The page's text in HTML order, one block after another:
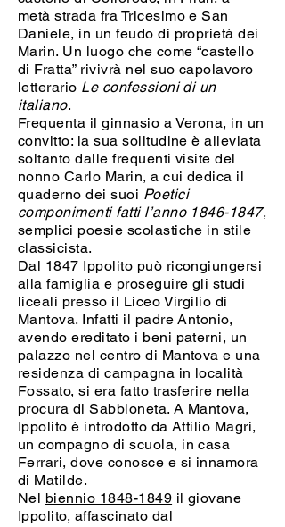
metà strada fra Tricesimo e San
Daniele, in un feudo di proprietà dei
Marin. Un luogo che come “castello
di Fratta” rivivrà nel suo capolavoro
letterario Le confessioni di un
italiano.
Frequenta il ginnasio a Verona, in un
convitto: la sua solitudine è alleviata
soltanto dalle frequenti visite del
nonno Carlo Marin, a cui dedica il
quaderno dei suoi Poetici
componimenti fatti l’anno 1846-1847,
semplici poesie scolastiche in stile
classicista.
Dal 1847 Ippolito può ricongiungersi
alla famiglia e proseguire gli studi
liceali presso il Liceo Virgilio di
Mantova. Infatti il padre Antonio,
avendo ereditato i beni paterni, un
palazzo nel centro di Mantova e una
residenza di campagna in località
Fossato, si era fatto trasferire nella
procura di Sabbioneta. A Mantova,
Ippolito è introdotto da Attilio Magri,
un compagno di scuola, in casa
Ferrari, dove conosce e si innamora
di Matilde.
Nel biennio 1848-1849 il giovane
Ippolito, affascinato dal